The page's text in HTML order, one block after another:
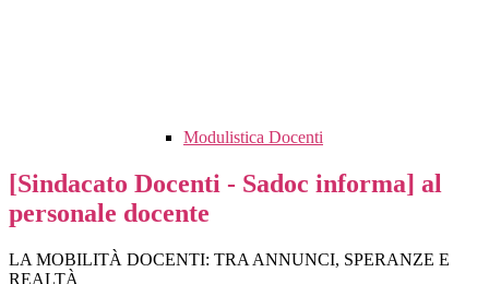
Modulistica Docenti
[Sindacato Docenti - Sadoc informa] al
personale docente
LA MOBILITÀ DOCENTI: TRA ANNUNCI, SPERANZE E
REALTÀ